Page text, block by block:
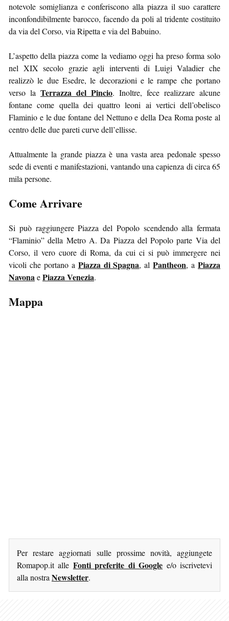
notevole somiglianza e conferiscono alla piazza il suo carattere
inconfondibilmente barocco, facendo da poli al tridente costituito
da via del Corso, via Ripetta e via del Babuino.
L’aspetto della piazza come la vediamo oggi ha preso forma solo
nel XIX secolo grazie agli interventi di Luigi Valadier che
realizzò le due Esedre, le decorazioni e le rampe che portano
verso la Terrazza del Pincio. Inoltre, fece realizzare alcune
fontane come quella dei quattro leoni ai vertici dell’obelisco
Flaminio e le due fontane del Nettuno e della Dea Roma poste al
centro delle due pareti curve dell’ellisse.
Attualmente la grande piazza è una vasta area pedonale spesso
sede di eventi e manifestazioni, vantando una capienza di circa 65
mila persone.
Come Arrivare
Si può raggiungere Piazza del Popolo scendendo alla fermata
“Flaminio” della Metro A. Da Piazza del Popolo parte Via del
Corso, il vero cuore di Roma, da cui ci si può immergere nei
vicoli che portano a Piazza di Spagna, alPantheon, aPiazza
Navona ePiazza Venezia.
Mappa
Per restare aggiornati sulle prossime novità, aggiungete
Romapop.it alle Fonti preferite di Google e/o iscrivetevi
alla nostra Newsletter.